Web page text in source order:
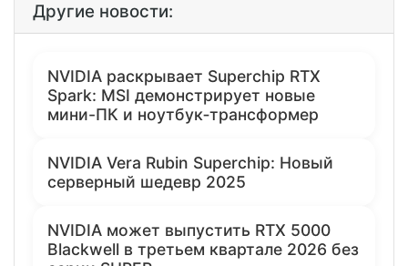
Другие новости:
NVIDIA раскрывает Superchip RTX
Spark: MSI демонстрирует новые
мини-ПК и ноутбук‑трансформер
NVIDIA Vera Rubin Superchip: Новый
серверный шедевр 2025
NVIDIA может выпустить RTX 5000
Blackwell в третьем квартале 2026 без